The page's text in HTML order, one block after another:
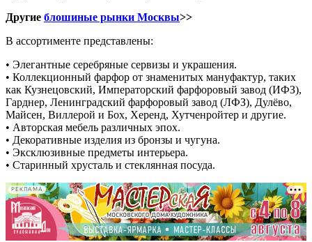
Другие блошиные рынки Москвы>>
В ассортименте представлены:
• Элегантные серебряные сервизы и украшения.
• Коллекционный фарфор от знаменитых мануфактур, таких
как Кузнецовский, Императорский фарфоровый завод (ИФЗ),
Гарднер, Ленинградский фарфоровый завод (ЛФЗ), Дулёво,
Майсен, Виллерой и Бох, Херенд, Хутченройтер и другие.
• Авторская мебель различных эпох.
• Декоративные изделия из бронзы и чугуна.
• Эксклюзивные предметы интерьера.
• Старинный хрусталь и стеклянная посуда.
РЕКЛАМА